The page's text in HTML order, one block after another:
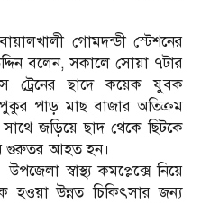
গোমদন্ডী স্টেশনের
বলেন, সকালে সোয়া ৭টার
ট্রেনের ছাদে কয়েক যুবক
পুকুর পাড় মাছ বাজার অতিক্রম
জড়িয়ে ছাদ থেকে ছিটকে
গুরুতর আহত হন।
স্বাস্থ্য কমপ্লেক্সে নিয়ে
হওয়া উন্নত চিকিৎসার জন্য